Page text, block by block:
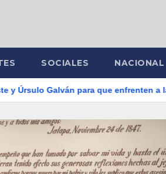
SOCIALES NACIONAL
que enfrenten a la justicia